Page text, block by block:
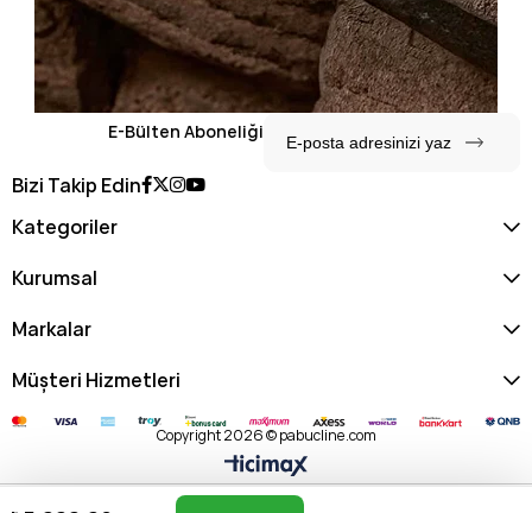
E-Bülten Aboneliği
Bizi Takip Edin
Kategoriler
Kurumsal
Markalar
Müşteri Hizmetleri
Copyright 2026 © pabucline.com